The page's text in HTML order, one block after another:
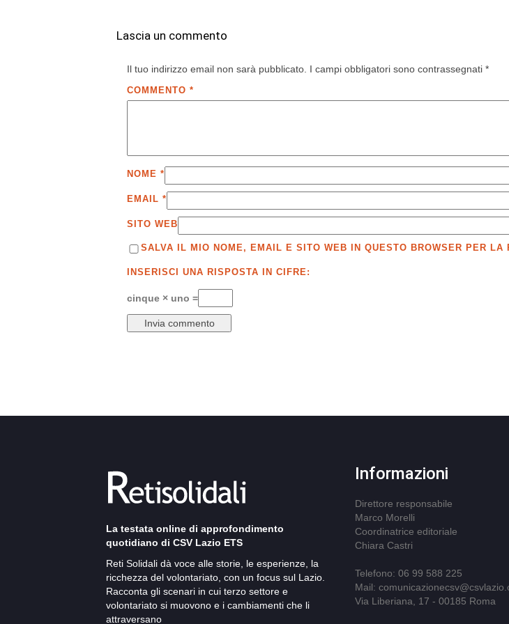
Lascia un commento
Il tuo indirizzo email non sarà pubblicato. I campi obbligatori sono contrassegnati *
COMMENTO *
NOME *
EMAIL *
SITO WEB
SALVA IL MIO NOME, EMAIL E SITO WEB IN QUESTO BROWSER PER LA
INSERISCI UNA RISPOSTA IN CIFRE:
cinque × uno =
La testata online di approfondimento
quotidiano di CSV Lazio ETS
Reti Solidali dà voce alle storie, le esperienze, la
ricchezza del volontariato, con un focus sul Lazio.
Racconta gli scenari in cui terzo settore e
volontariato si muovono e i cambiamenti che li
attraversano
Informazioni
Direttore responsabile
Marco Morelli
Coordinatrice editoriale
Chiara Castri
Telefono: 06 99 588 225
Mail:
Via Liberiana, 17 - 00185 Roma